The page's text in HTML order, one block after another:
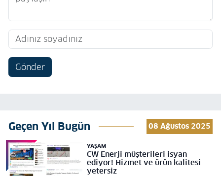
Gönder
Geçen Yıl Bugün 08 Ağustos 2025
YAŞAM
CW Enerji müşterileri isyan
ediyor! Hizmet ve ürün kalitesi
yetersiz